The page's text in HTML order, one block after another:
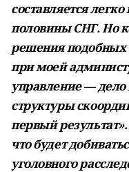
составляется
половины СНГ. Но
решения
при моей
управление —
структуры
первый
что будет
уголовного